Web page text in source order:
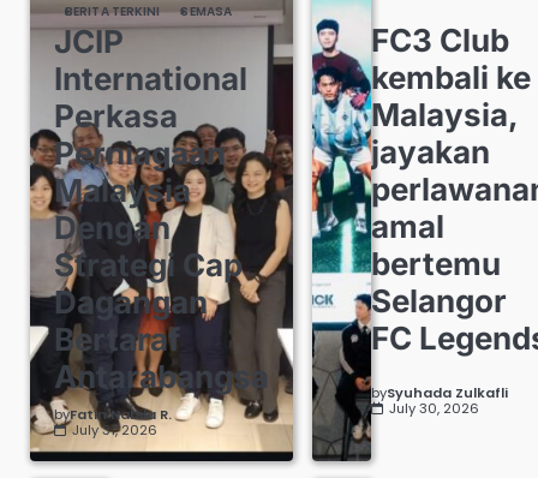
BERITA TERKINI SEMASA
JCIP
International
Perkasa
Perniagaan
Malaysia
Dengan
Strategi Cap
Dagangan
Bertaraf
Antarabangsa
byFatin Nabila R.
July 31, 2026
FC3 Club
kembali ke
Malaysia,
jayakan
amal
bertemu
Selangor
FC
bySyuhada Zulkafli
July 30, 2026